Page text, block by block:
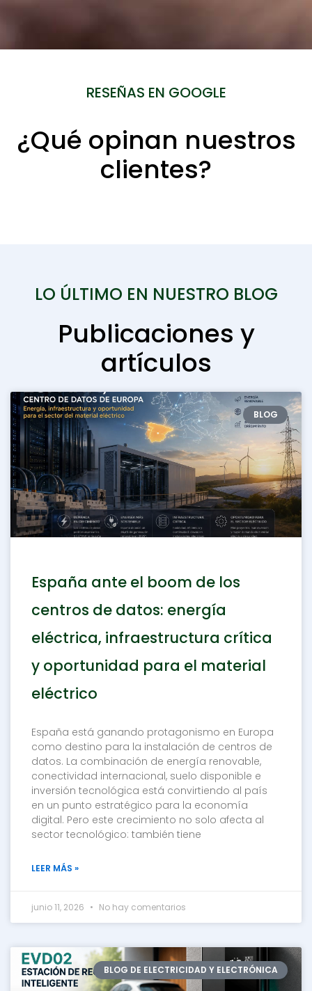
RESEÑAS EN GOOGLE
¿Qué opinan nuestros
clientes?
LO ÚLTIMO EN NUESTRO BLOG
Publicaciones y
artículos
BLOG
España ante el boom de los
centros de datos: energía
eléctrica, infraestructura crítica
y oportunidad para el material
eléctrico
España está ganando protagonismo en Europa
como destino para la instalación de centros de
datos. La combinación de energía renovable,
conectividad internacional, suelo disponible e
inversión tecnológica está convirtiendo al país
en un punto estratégico para la economía
digital. Pero este crecimiento no solo afecta al
sector tecnológico: también tiene
LEER MÁS »
junio 11, 2026 No hay comentarios
BLOG DE ELECTRICIDAD Y ELECTRÓNICA